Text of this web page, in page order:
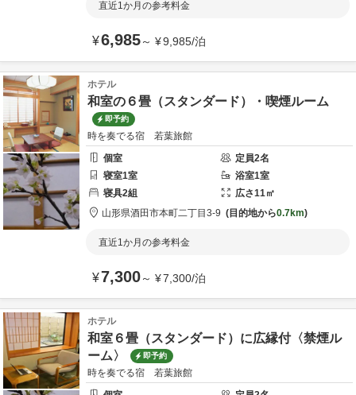
直近1か月の参考料金
¥6,985～ ¥9,985/泊
ホテル
和室の６畳（スタンダード）・喫煙ルーム
即予約
時を奏でる宿 若葉旅館
個室
定員2名
寝室1室 浴室1室
寝具2組 広さ11㎡
山形県酒田市本町二丁目3-9 目的地から0.7km
直近1か月の参考料金
¥7,300～ ¥7,300/泊
ホテル
和室６畳（スタンダード）に広縁付〈禁煙ル
ーム〉
即予約
時を奏でる宿 若葉旅館